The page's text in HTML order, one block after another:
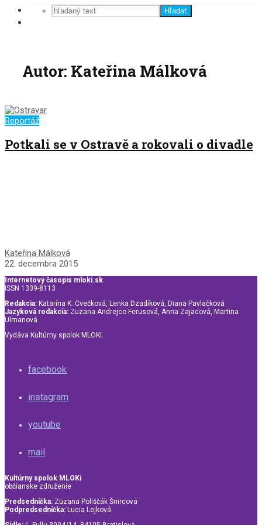
Hľadať
Autor: Kateřina Málková
Reportáž
Potkali se v Ostravě a rokovali o divadle
Kateřina Málková
22. decembra 2015
Internetový časopis mloki.sk
ISSN 1339-8113
Redakcia: Katarína K. Cvečková, Lenka Dzadíková, Diana Pavlačková
Jazyková redakcia: Zuzana Andrejco Ferusová, Anna Zajacová, Martina
Ulmanová
Vydáva Kultúrny spolok MLOKi.
facebook
instagram
youtube
mail
Kultúrny spolok MLOKi
občianske združenie
Predsedníčka: Zuzana Poliščák Šnircová
Podpredsedníčka: Lucia Lejková